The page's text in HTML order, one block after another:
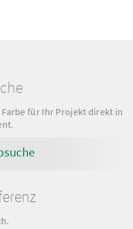
für Ihr Projekt direkt in